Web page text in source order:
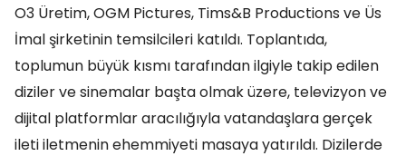
O3 Üretim, OGM Pictures, Tims&B Productions ve Üs
İmal şirketinin temsilcileri katıldı. Toplantıda,
toplumun büyük kısmı tarafından ilgiyle takip edilen
diziler ve sinemalar başta olmak üzere, televizyon ve
dijital platformlar aracılığıyla vatandaşlara gerçek
ileti iletmenin ehemmiyeti masaya yatırıldı. Dizilerde